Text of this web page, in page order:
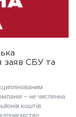
заяв СБУ та
– не численна
коштів